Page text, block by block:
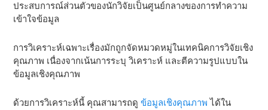
ประสบการณ์ส่วนตัวของนักวิจัยเป็นศูนย์กลางของการทําความ
เข้าใจข้อมูล
การวิเคราะห์เฉพาะเรื่องมักถูกจัดหมวดหมู่ในเทคนิคการวิจัยเชิง
คุณภาพ เนื่องจากเน้นการระบุ วิเคราะห์ และตีความรูปแบบใน
ข้อมูลเชิงคุณภาพ
ด้วยการวิเคราะห์นี้ คุณสามารถดูข้อมูลเชิงคุณภาพ ได้ใน